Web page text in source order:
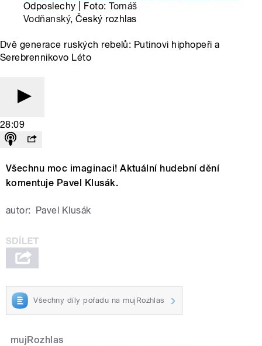
Odposlechy | Foto:Tomáš
Vodňanský, Český rozhlas
Dvě generace ruských rebelů: Putinovi hiphopeři a
Serebrennikovo Léto
28:09
Všechnu moc imaginaci! Aktuální hudební dění
komentuje Pavel Klusák.
autor: Pavel Klusák
Všechny díly pořadu na mujRozhlas
mujRozhlas